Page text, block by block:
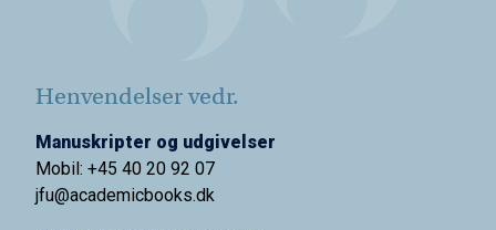
Henvendelser vedr.
Manuskripter og udgivelser
Mobil: +45 40 20 92 07
jfu@academicbooks.dk